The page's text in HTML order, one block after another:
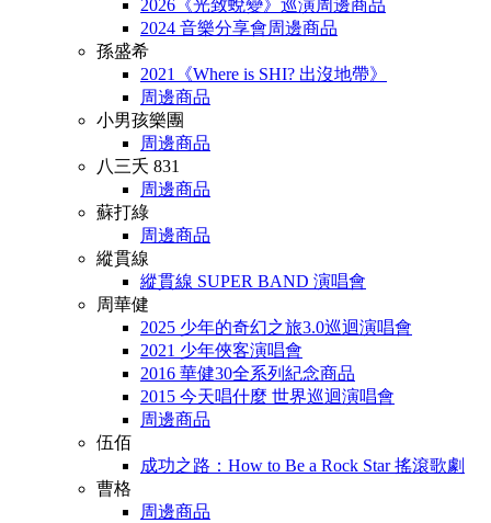
2026《光致蛻變》巡演周邊商品
2024 音樂分享會周邊商品
孫盛希
2021《Where is SHI? 出沒地帶》
周邊商品
小男孩樂團
周邊商品
八三夭 831
周邊商品
蘇打綠
周邊商品
縱貫線
縱貫線 SUPER BAND 演唱會
周華健
2025 少年的奇幻之旅3.0巡迴演唱會
2021 少年俠客演唱會
2016 華健30全系列紀念商品
2015 今天唱什麼 世界巡迴演唱會
周邊商品
伍佰
成功之路：How to Be a Rock Star 搖滾歌劇
曹格
周邊商品